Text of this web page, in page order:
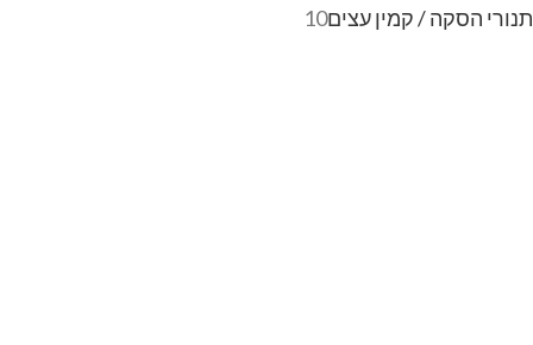
תנורי הסקה / קמין עצים10